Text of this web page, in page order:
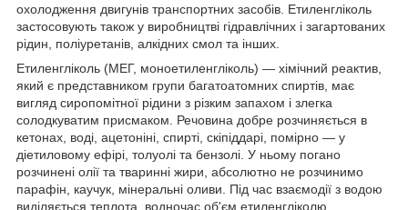
охолодження двигунів транспортних засобів. Етиленгліколь
застосовують також у виробництві гідравлічних і загартованих
рідин, поліуретанів, алкідних смол та інших.
Етиленгліколь (МЕГ, моноетиленгліколь) — хімічний реактив,
який є представником групи багатоатомних спиртів, має
вигляд сиропомітної рідини з різким запахом і злегка
солодкуватим присмаком. Речовина добре розчиняється в
кетонах, воді, ацетоніні, спирті, скіпіддарі, помірно — у
діетиловому ефірі, толуолі та бензолі. У ньому погано
розчинені олії та тваринні жири, абсолютно не розчинимо
парафін, каучук, мінеральні оливи. Під час взаємодії з водою
виділяється теплота, водночас об'єм етиленгліколю